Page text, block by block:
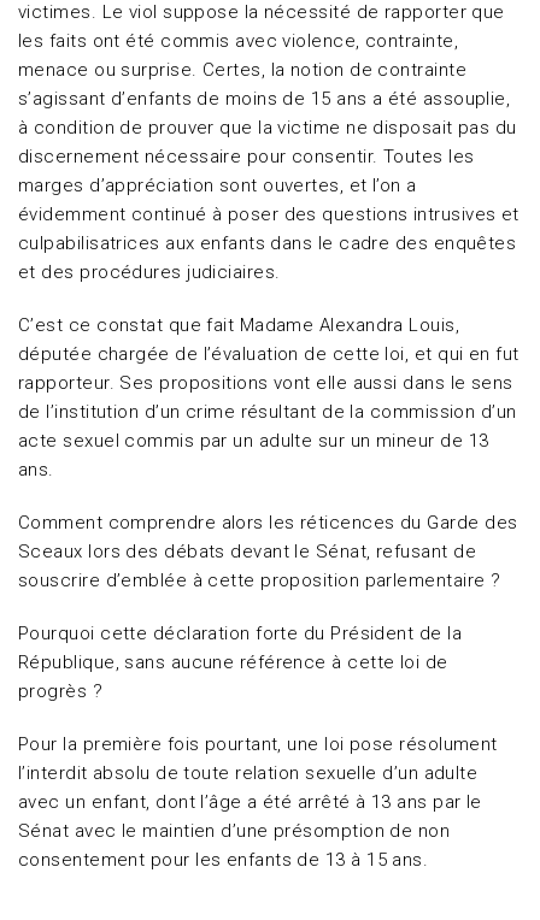
victimes. Le viol suppose la nécessité de rapporter que
les faits ont été commis avec violence, contrainte,
menace ou surprise. Certes, la notion de contrainte
s’agissant d’enfants de moins de 15 ans a été assouplie,
à condition de prouver que la victime ne disposait pas du
discernement nécessaire pour consentir. Toutes les
marges d’appréciation sont ouvertes, et l’on a
évidemment continué à poser des questions intrusives et
culpabilisatrices aux enfants dans le cadre des enquêtes
et des procédures judiciaires.
C’est ce constat que fait Madame Alexandra Louis,
députée chargée de l’évaluation de cette loi, et qui en fut
rapporteur. Ses propositions vont elle aussi dans le sens
de l’institution d’un crime résultant de la commission d’un
acte sexuel commis par un adulte sur un mineur de 13
ans.
Comment comprendre alors les réticences du Garde des
Sceaux lors des débats devant le Sénat, refusant de
souscrire d’emblée à cette proposition parlementaire ?
Pourquoi cette déclaration forte du Président de la
République, sans aucune référence à cette loi de
progrès ?
Pour la première fois pourtant, une loi pose résolument
l’interdit absolu de toute relation sexuelle d’un adulte
avec un enfant, dont l’âge a été arrêté à 13 ans par le
Sénat avec le maintien d’une présomption de non
consentement pour les enfants de 13 à 15 ans.